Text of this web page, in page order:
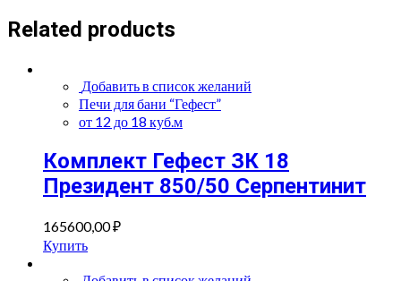
Related products
Добавить в список желаний
Печи для бани “Гефест”
от 12 до 18 куб.м
Комплект Гефест ЗК 18
Президент 850/50 Серпентинит
165600,00₽
Купить